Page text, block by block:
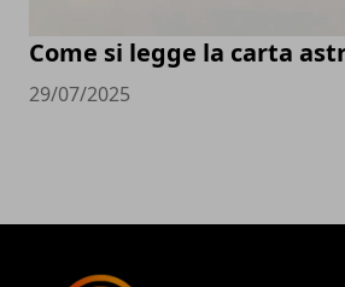
Come si legge la carta
29/07/2025